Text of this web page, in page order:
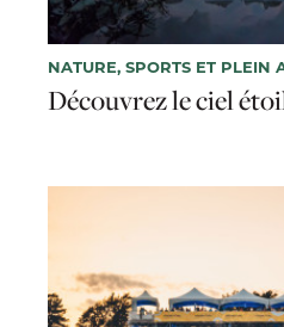
NATURE, SPORTS ET PLEIN
Découvrez le ciel